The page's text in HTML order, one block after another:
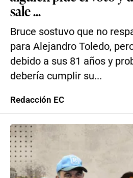
sale ...
Bruce sostuvo que no
para Alejandro Toledo,
debido a sus 81 años y
debería cumplir su...
Redacción EC